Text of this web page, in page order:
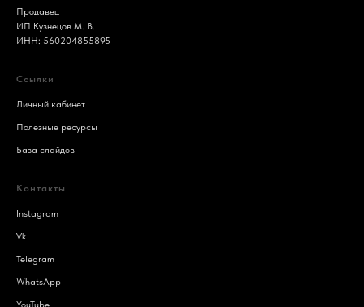
Продавец
ИП Кузнецов М. В.
ИНН: 560204855895
Ссылки
Личный кабинет
Полезные ресурсы
База слайдов
Контакты
Instagram
Vk
Telegram
WhatsApp
YouTube